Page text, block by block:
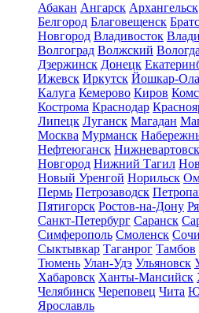
Абакан Ангарск Архангельск
Белгород Благовещенск
Новгород Владивосток
Волгоград Волжский Вологда
Дзержинск Донецк
Ижевск Иркутск Йошкар-Ола
Калуга Кемерово Киров
Кострома Краснодар
Липецк Луганск Магадан
Москва Мурманск
Нефтеюганск Нижневартовск
Новгород Нижний Тагил
Новый Уренгой Норильск
Пермь Петрозаводск
Пятигорск Ростов-на-Дону
Санкт-Петербург Саранск
Симферополь Смоленск Сочи
Сыктывкар Таганрог Тамбов
Тюмень Улан-Удэ Ульяновск
Хабаровск Ханты-Мансийск
Челябинск Череповец Чита
Ярославль